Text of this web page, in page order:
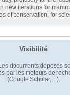
new iterations for
of conservation, for
Visibilité
documents déposés
par les moteurs de
(Google Scholar,…).